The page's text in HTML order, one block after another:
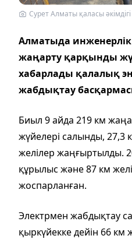
Сурет Алматы қаласы әкімдігі
Алматыда
жаңарту қарқынды
хабарлады қалалық
жабдықтау
Биыл 9 айда 219 км
жүйелері салынды, 27,3
желілер жаңғыртылды.
құрылыс және 87 км
жоспарланған.
Электрмен жабдықтау
қыркүйекке дейін 66 км